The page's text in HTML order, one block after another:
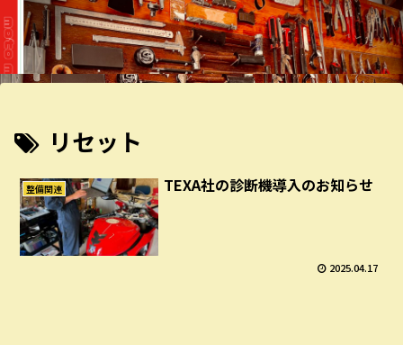
リセット
整備関連 TEXA社の診断機導入のお知らせ
2025.04.17